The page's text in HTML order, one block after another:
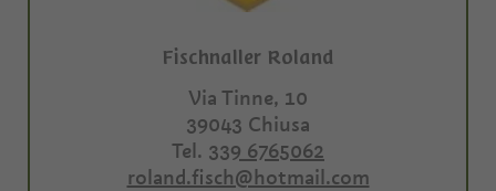
Fischnaller Roland
Via Tinne, 10
39043 Chiusa
Tel. 339 6765062
roland.fisch@hotmail.com